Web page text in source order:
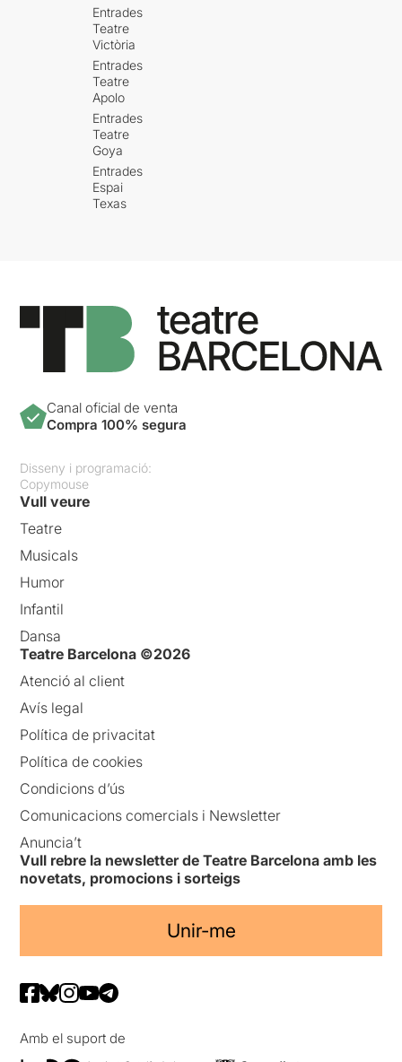
Entrades
Teatre
Victòria
Entrades
Teatre
Apolo
Entrades
Teatre
Goya
Entrades
Espai
Texas
Canal oficial de venta
Compra 100% segura
Disseny i programació:
Copymouse
Vull veure
Teatre
Musicals
Humor
Infantil
Dansa
Teatre Barcelona ©2026
Atenció al client
Avís legal
Política de privacitat
Política de cookies
Condicions d’ús
Comunicacions comercials i Newsletter
Anuncia’t
Vull rebre la newsletter de Teatre Barcelona amb les
novetats, promocions i sorteigs
Unir-me
Amb el suport de